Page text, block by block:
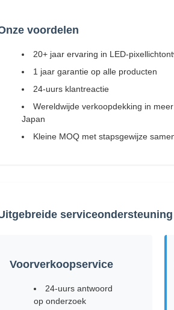
voordelen
20+ jaar ervaring in LED-
1 jaar garantie op alle producten
24-uurs klantreactie
Wereldwijde verkoopdekking in
Japan
Kleine MOQ met stapsgewijze
serviceondersteuning
Voorverkoopservice
24-uurs antwoord
op onderzoek